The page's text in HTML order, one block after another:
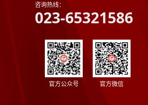
咨询热线：
023-65321586
官方公众号 官方微信